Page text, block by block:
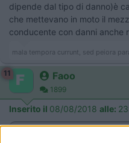
dipende dal tipo di danno)è
che mettevano in moto il
conducente con danni anche
mala tempora currunt, sed peiora
11 Faoo
1899
Inserito il 08/08/2018 alle: